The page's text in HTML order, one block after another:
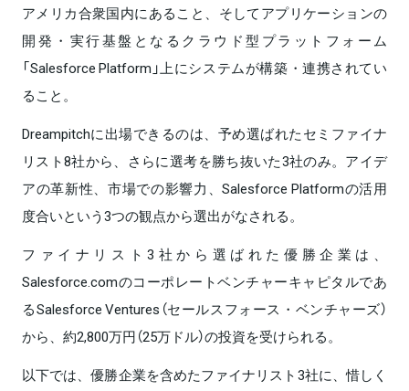
アメリカ合衆国内にあること、そしてアプリケーションの
開発・実行基盤となるクラウド型プラットフォーム
「Salesforce Platform」上にシステムが構築・連携されてい
ること。
Dreampitchに出場できるのは、予め選ばれたセミファイナ
リスト8社から、さらに選考を勝ち抜いた3社のみ。アイデ
アの革新性、市場での影響力、Salesforce Platformの活用
度合いという3つの観点から選出がなされる。
ファイナリスト3社から選ばれた優勝企業は、
Salesforce.comのコーポレートベンチャーキャピタルであ
るSalesforce Ventures（セールスフォース・ベンチャーズ）
から、約2,800万円（25万ドル）の投資を受けられる。
以下では、優勝企業を含めたファイナリスト3社に、惜しく